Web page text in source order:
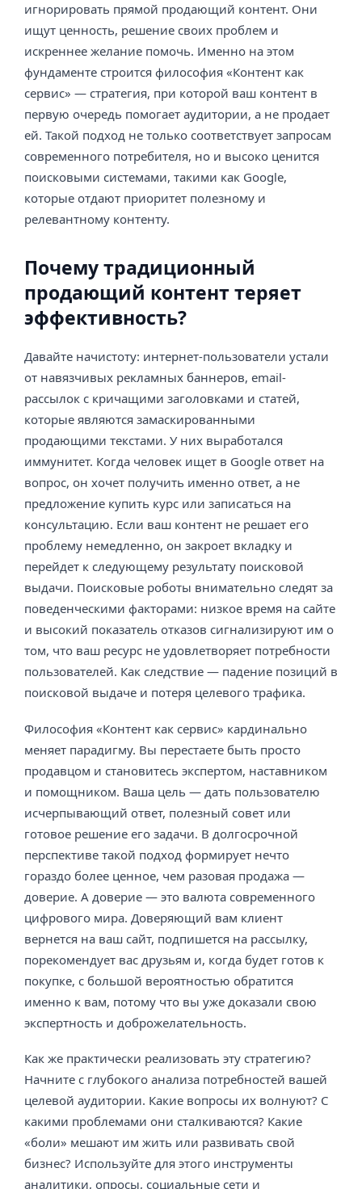
игнорировать прямой продающий контент. Они
ищут ценность, решение своих проблем и
искреннее желание помочь. Именно на этом
фундаменте строится философия «Контент как
сервис» — стратегия, при которой ваш контент в
первую очередь помогает аудитории, а не продает
ей. Такой подход не только соответствует запросам
современного потребителя, но и высоко ценится
поисковыми системами, такими как Google,
которые отдают приоритет полезному и
релевантному контенту.
Почему традиционный
продающий контент теряет
эффективность?
Давайте начистоту: интернет-пользователи устали
от навязчивых рекламных баннеров, email-
рассылок с кричащими заголовками и статей,
которые являются замаскированными
продающими текстами. У них выработался
иммунитет. Когда человек ищет в Google ответ на
вопрос, он хочет получить именно ответ, а не
предложение купить курс или записаться на
консультацию. Если ваш контент не решает его
проблему немедленно, он закроет вкладку и
перейдет к следующему результату поисковой
выдачи. Поисковые роботы внимательно следят за
поведенческими факторами: низкое время на сайте
и высокий показатель отказов сигнализируют им о
том, что ваш ресурс не удовлетворяет потребности
пользователей. Как следствие — падение позиций в
поисковой выдаче и потеря целевого трафика.
Философия «Контент как сервис» кардинально
меняет парадигму. Вы перестаете быть просто
продавцом и становитесь экспертом, наставником
и помощником. Ваша цель — дать пользователю
исчерпывающий ответ, полезный совет или
готовое решение его задачи. В долгосрочной
перспективе такой подход формирует нечто
гораздо более ценное, чем разовая продажа —
доверие. А доверие — это валюта современного
цифрового мира. Доверяющий вам клиент
вернется на ваш сайт, подпишется на рассылку,
порекомендует вас друзьям и, когда будет готов к
покупке, с большой вероятностью обратится
именно к вам, потому что вы уже доказали свою
экспертность и доброжелательность.
Как же практически реализовать эту стратегию?
Начните с глубокого анализа потребностей вашей
целевой аудитории. Какие вопросы их волнуют? С
какими проблемами они сталкиваются? Какие
«боли» мешают им жить или развивать свой
бизнес? Используйте для этого инструменты
аналитики, опросы, социальные сети и